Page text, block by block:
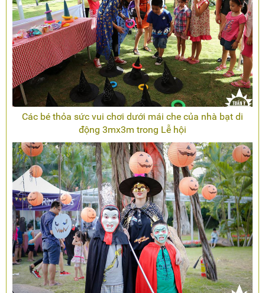
Các bé thỏa sức vui chơi dưới mái che của nhà bạt di
động 3mx3m trong Lễ hội